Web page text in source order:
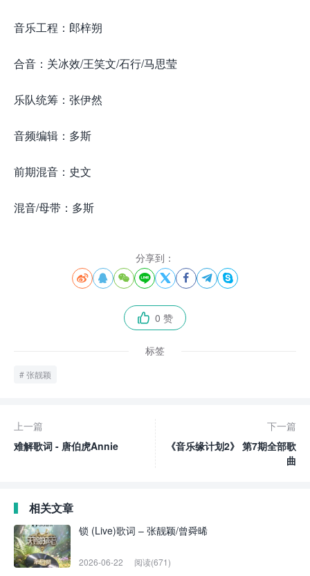
音乐工程：郎梓朔
合音：关冰效/王笑文/石行/马思莹
乐队统筹：张伊然
音频编辑：多斯
前期混音：史文
混音/母带：多斯
分享到：
       
 0 赞
标签
张靓颖
上一篇
难解歌词 - 唐伯虎Annie
下一篇
《音乐缘计划2》 第7期全部歌
曲
相关文章
锁 (Live)歌词 – 张靓颖/曾舜晞
2026-06-22 阅读(671)